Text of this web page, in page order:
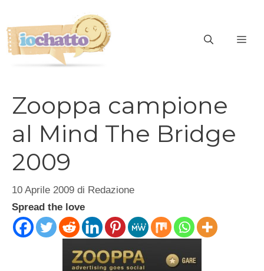
contenuto
Zooppa campione
al Mind The Bridge
2009
10 Aprile 2009 di Redazione
Spread the love